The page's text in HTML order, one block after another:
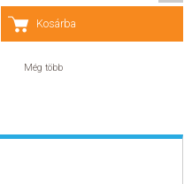
Kosárba
Még több